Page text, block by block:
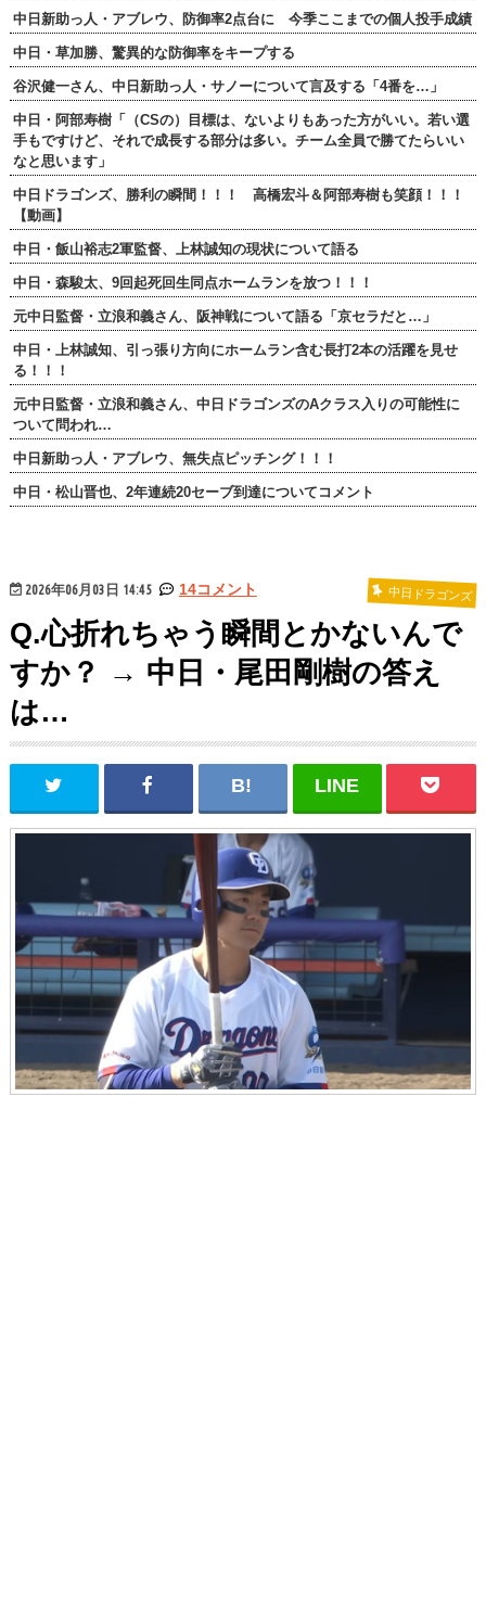
中日新助っ人・アブレウ、防御率2点台に 今季ここまでの個人投手成績
中日・草加勝、驚異的な防御率をキープする
谷沢健一さん、中日新助っ人・サノーについて言及する「4番を…」
中日・阿部寿樹「（CSの）目標は、ないよりもあった方がいい。若い選
手もですけど、それで成長する部分は多い。チーム全員で勝てたらいい
なと思います」
中日ドラゴンズ、勝利の瞬間！！！ 高橋宏斗＆阿部寿樹も笑顔！！！
【動画】
中日・飯山裕志2軍監督、上林誠知の現状について語る
中日・森駿太、9回起死回生同点ホームランを放つ！！！
元中日監督・立浪和義さん、阪神戦について語る「京セラだと…」
中日・上林誠知、引っ張り方向にホームラン含む長打2本の活躍を見せ
る！！！
元中日監督・立浪和義さん、中日ドラゴンズのAクラス入りの可能性に
ついて問われ…
中日新助っ人・アブレウ、無失点ピッチング！！！
中日・松山晋也、2年連続20セーブ到達についてコメント
2026年06月03日 14:45 14コメント 中日ドラゴンズ
Q.心折れちゃう瞬間とかないんで
すか？ → 中日・尾田剛樹の答え
は…